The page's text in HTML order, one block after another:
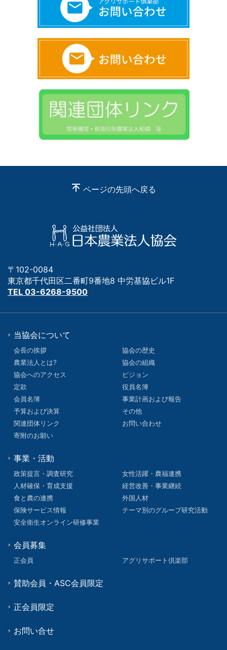
ページの先頭へ戻る
〒102-0084
東京都千代田区二番町9番地8 中労基協ビル1F
TEL 03-6268-9500
当協会について
会長の挨拶
協会の歴史
農業法人とは?
協会の組織
協会へのアクセス
ビジョン
定款
役員名簿
会員名簿
事業計画および報告
予算および決算
その他
関連団体リンク
お問い合わせ
寄附のお願い
事業・活動
政策提言・調査研究
女性活躍・農福連携
人材確保・育成支援
経営改善・事業継続
食と農の連携
外国人材
保険サービス情報
テーマ別のグループ研究活動
安全衛生オンライン研修事業
会員募集
正会員 アグリサポート倶楽部
賛助会員・ASC会員限定
正会員限定
お問い合せ